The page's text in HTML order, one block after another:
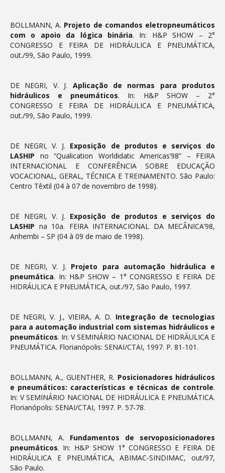
BOLLMANN, A. Projeto de comandos eletropneumáticos
com o apoio da lógica binária. In: H&P SHOW – 2°
CONGRESSO E FEIRA DE HIDRÁULICA E PNEUMÁTICA,
out./99, São Paulo, 1999.
DE NEGRI, V. J. Aplicação de normas para produtos
hidráulicos e pneumáticos. In: H&P SHOW – 2°
CONGRESSO E FEIRA DE HIDRÁULICA E PNEUMÁTICA,
out./99, São Paulo, 1999.
DE NEGRI, V. J. Exposição de produtos e serviços do
LASHIP no “Qualification Worldidatic Americas’98” – FEIRA
INTERNACIONAL E CONFERÊNCIA SOBRE EDUCAÇÃO
VOCACIONAL, GERAL, TÉCNICA E TREINAMENTO. São Paulo:
Centro Têxtil (04 à 07 de novembro de 1998).
DE NEGRI, V. J. Exposição de produtos e serviços do
LASHIP na 10a. FEIRA INTERNACIONAL DA MECÂNICA’98,
Anhembi – SP (04 à 09 de maio de 1998).
DE NEGRI, V. J. Projeto para automação hidráulica e
pneumática. In: H&P SHOW – 1° CONGRESSO E FEIRA DE
HIDRÁULICA E PNEUMÁTICA, out./97, São Paulo, 1997.
DE NEGRI, V. J., VIEIRA, A. D. Integração de tecnologias
para a automação industrial com sistemas hidráulicos e
pneumáticos. In: V SEMINÁRIO NACIONAL DE HIDRÁULICA E
PNEUMÁTICA. Florianópolis: SENAI/CTAI, 1997. P. 81-101.
BOLLMANN, A., GUENTHER, R. Posicionadores hidráulicos
e pneumáticos: características e técnicas de controle.
In: V SEMINÁRIO NACIONAL DE HIDRÁULICA E PNEUMÁTICA.
Florianópolis: SENAI/CTAI, 1997. P. 57-78.
BOLLMANN, A. Fundamentos de servoposicionadores
pneumáticos. In: H&P SHOW 1° CONGRESSO E FEIRA DE
HIDRÁULICA E PNEUMÁTICA, ABIMAC-SINDIMAC, out/97,
São Paulo.